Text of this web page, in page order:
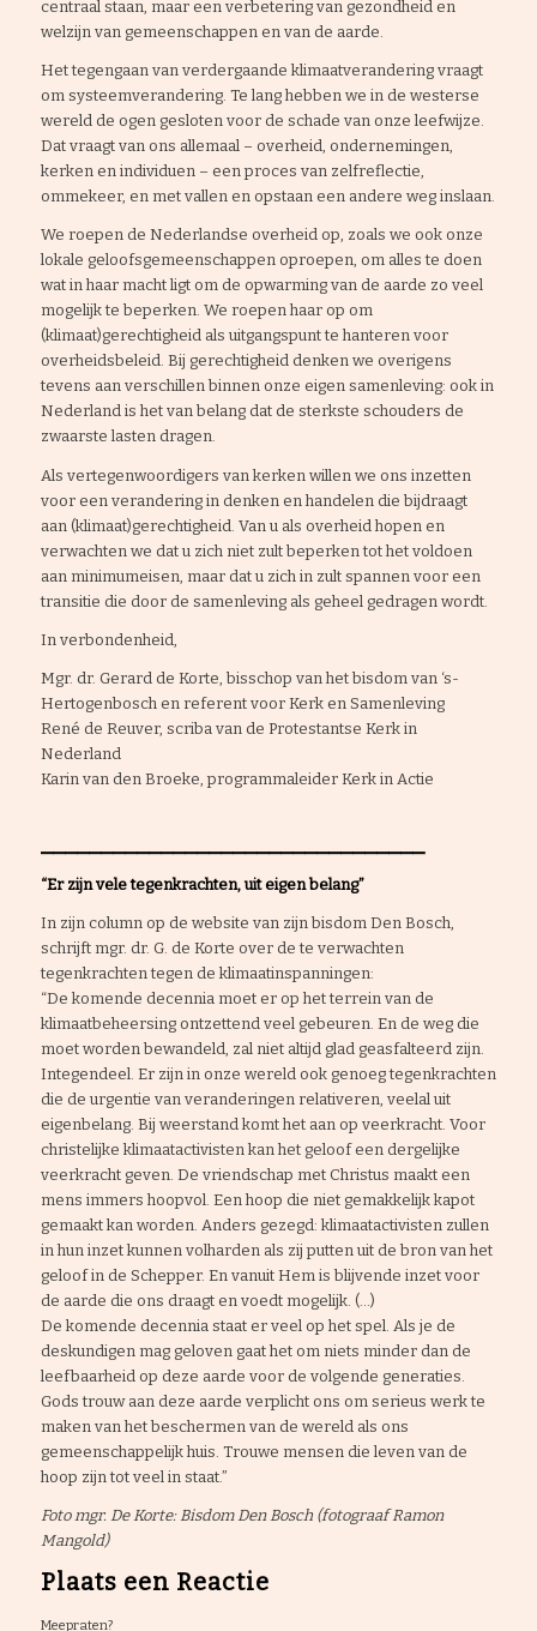
centraal staan, maar een verbetering van gezondheid en
welzijn van gemeenschappen en van de aarde.
Het tegengaan van verdergaande klimaatverandering vraagt
om systeemverandering. Te lang hebben we in de westerse
wereld de ogen gesloten voor de schade van onze leefwijze.
Dat vraagt van ons allemaal – overheid, ondernemingen,
kerken en individuen – een proces van zelfreflectie,
ommekeer, en met vallen en opstaan een andere weg inslaan.
We roepen de Nederlandse overheid op, zoals we ook onze
lokale geloofsgemeenschappen oproepen, om alles te doen
wat in haar macht ligt om de opwarming van de aarde zo veel
mogelijk te beperken. We roepen haar op om
(klimaat)gerechtigheid als uitgangspunt te hanteren voor
overheidsbeleid. Bij gerechtigheid denken we overigens
tevens aan verschillen binnen onze eigen samenleving: ook in
Nederland is het van belang dat de sterkste schouders de
zwaarste lasten dragen.
Als vertegenwoordigers van kerken willen we ons inzetten
voor een verandering in denken en handelen die bijdraagt
aan (klimaat)gerechtigheid. Van u als overheid hopen en
verwachten we dat u zich niet zult beperken tot het voldoen
aan minimumeisen, maar dat u zich in zult spannen voor een
transitie die door de samenleving als geheel gedragen wordt.
In verbondenheid,
Mgr. dr. Gerard de Korte, bisschop van het bisdom van ‘s-
Hertogenbosch en referent voor Kerk en Samenleving
René de Reuver, scriba van de Protestantse Kerk in
Nederland
Karin van den Broeke, programmaleider Kerk in Actie
“Er zijn vele tegenkrachten, uit eigen belang”
In zijn column op de website van zijn bisdom Den Bosch,
schrijft mgr. dr. G. de Korte over de te verwachten
tegenkrachten tegen de klimaatinspanningen:
“De komende decennia moet er op het terrein van de
klimaatbeheersing ontzettend veel gebeuren. En de weg die
moet worden bewandeld, zal niet altijd glad geasfalteerd zijn.
Integendeel. Er zijn in onze wereld ook genoeg tegenkrachten
die de urgentie van veranderingen relativeren, veelal uit
eigenbelang. Bij weerstand komt het aan op veerkracht. Voor
christelijke klimaatactivisten kan het geloof een dergelijke
veerkracht geven. De vriendschap met Christus maakt een
mens immers hoopvol. Een hoop die niet gemakkelijk kapot
gemaakt kan worden. Anders gezegd: klimaatactivisten zullen
in hun inzet kunnen volharden als zij putten uit de bron van het
geloof in de Schepper. En vanuit Hem is blijvende inzet voor
de aarde die ons draagt en voedt mogelijk. (…)
De komende decennia staat er veel op het spel. Als je de
deskundigen mag geloven gaat het om niets minder dan de
leefbaarheid op deze aarde voor de volgende generaties.
Gods trouw aan deze aarde verplicht ons om serieus werk te
maken van het beschermen van de wereld als ons
gemeenschappelijk huis. Trouwe mensen die leven van de
hoop zijn tot veel in staat.”
Foto mgr. De Korte: Bisdom Den Bosch (fotograaf Ramon
Mangold)
Plaats een Reactie
Meepraten?